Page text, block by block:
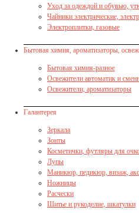
Уход за одеждой и обувью,
Чайники электрические,
Электроплитки, газовые
Бытовая химия, ароматизаторы,
Бытовая химия-разное
Освежители автоматик и
Освежители, ароматизаторы
Галантерея
Зеркала
Зонты
Косметички, футляры для
Лупы
Маникюр, педикюр, визаж,
Ножницы
Расчески
Шитье и рукоделие, шкатулки